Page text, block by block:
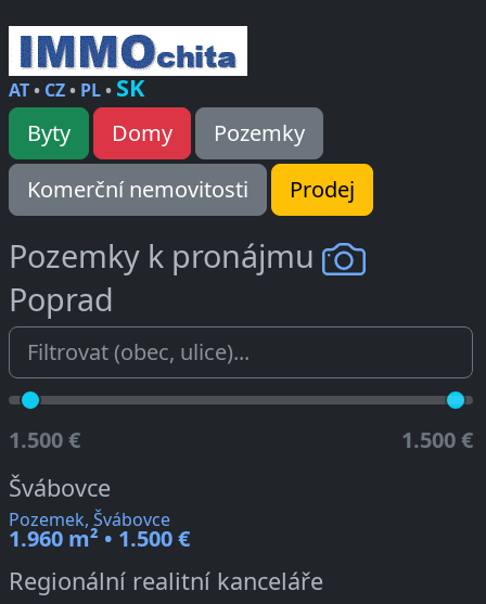
AT• CZ• PL• SK
Byty Domy
Pozemky
Komerční nemovitosti
Prodej
Pozemky k pronájmu
Poprad
1.500 € 1.500 €
Švábovce
Pozemek, Švábovce
1.960 m² • 1.500 €
Regionální realitní kanceláře